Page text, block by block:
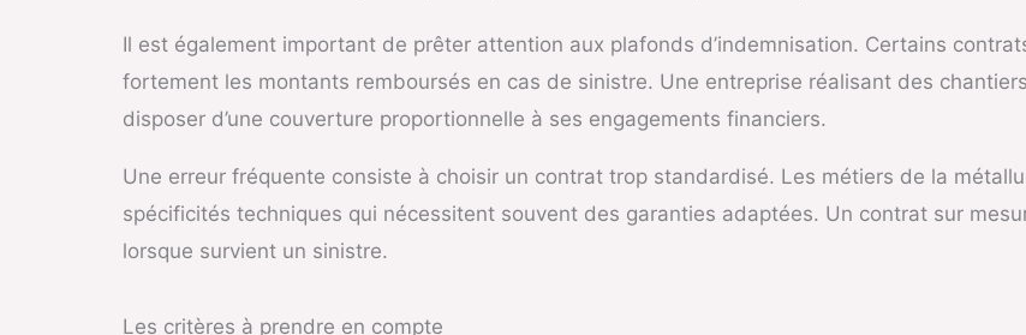
Il est également important de prêter attention aux plafonds d’indemnisation. Certains
fortement les montants remboursés en cas de sinistre. Une entreprise réalisant des
disposer d’une couverture proportionnelle à ses engagements financiers.
Une erreur fréquente consiste à choisir un contrat trop standardisé. Les métiers de la
spécificités techniques qui nécessitent souvent des garanties adaptées. Un contrat sur
lorsque survient un sinistre.
Les critères à prendre en compte